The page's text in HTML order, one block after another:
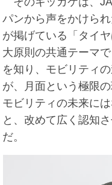
パンから声をかけら
が掲げている「タイ
大原則の共通テーマ
を知り、モビリティ
が、月面という極限
モビリティの未来に
と、改めて広く認知
だ。